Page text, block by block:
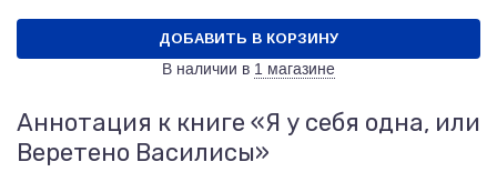
ДОБАВИТЬ В КОРЗИНУ
В наличии в 1 магазине
Аннотация к книге «Я у себя одна, или
Веретено Василисы»